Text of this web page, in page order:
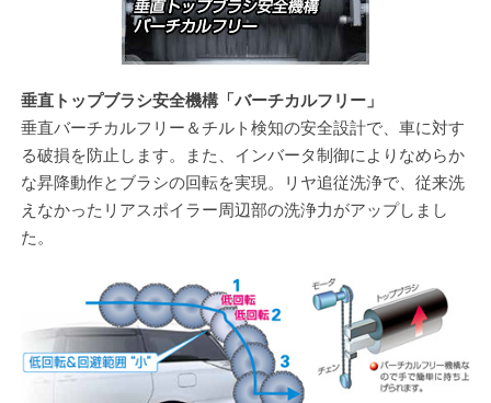
垂直トップブラシ安全機構「バーチカルフリー」
垂直バーチカルフリー＆チルト検知の安全設計で、車に対す
る破損を防止します。また、インバータ制御によりなめらか
な昇降動作とブラシの回転を実現。リヤ追従洗浄で、従来洗
えなかったリアスポイラー周辺部の洗浄力がアップしまし
た。